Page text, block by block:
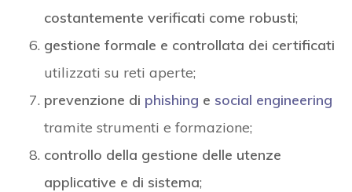
costantemente verificati come robusti;
gestione formale e controllata dei certificati
utilizzati su reti aperte;
prevenzione di phishing e social engineering
tramite strumenti e formazione;
controllo della gestione delle utenze
applicative e di sistema;